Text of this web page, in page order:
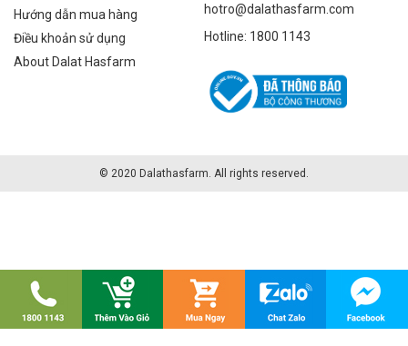
Hướng dẫn mua hàng
Điều khoản sử dụng
About Dalat Hasfarm
hotro@dalathasfarm.com
Hotline: 1800 1143
© 2020 Dalathasfarm. All rights reserved.